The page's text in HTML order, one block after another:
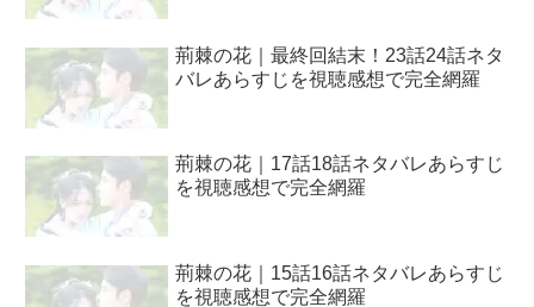
荊棘の花｜最終回結末！23話24話ネタ
バレあらすじを視聴感想で完全網羅
荊棘の花｜17話18話ネタバレあらすじ
を視聴感想で完全網羅
荊棘の花｜15話16話ネタバレあらすじ
を視聴感想で完全網羅